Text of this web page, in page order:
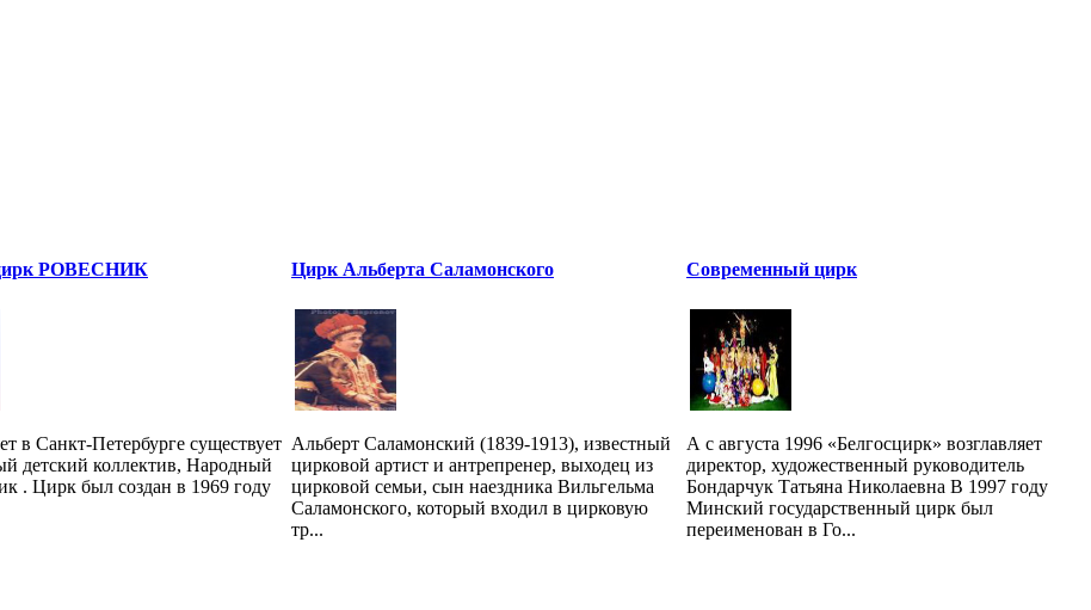
РОВЕСНИК
в Санкт-Петербурге существует
детский коллектив, Народный
. Цирк был создан в 1969 году
Цирк Альберта Саламонского
Альберт Саламонский (1839-1913), известный
цирковой артист и антрепренер, выходец из
цирковой семьи, сын наездника Вильгельма
Саламонского, который входил в цирковую
тр...
Современный цирк
А с августа 1996 «Белгосцирк» возглавляет
директор, художественный руководитель
Бондарчук Татьяна Николаевна В 1997 году
Минский государственный цирк был
переименован в Го...